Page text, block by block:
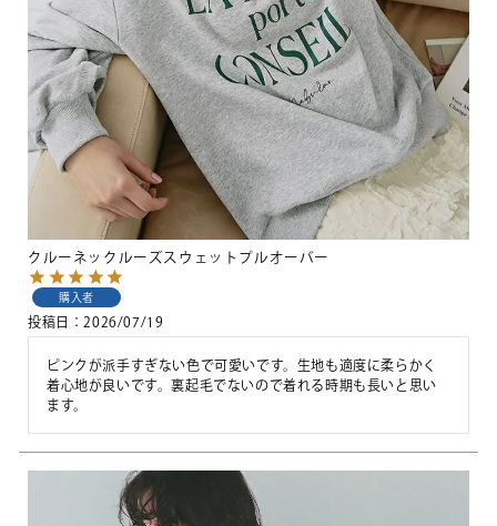
クルーネックルーズスウェットプルオーバー
購入者
投稿日 2026/07/19
ピンクが派手すぎない色で可愛いです。生地も適度に柔らかく
着心地が良いです。裏起毛でないので着れる時期も長いと思い
ます。